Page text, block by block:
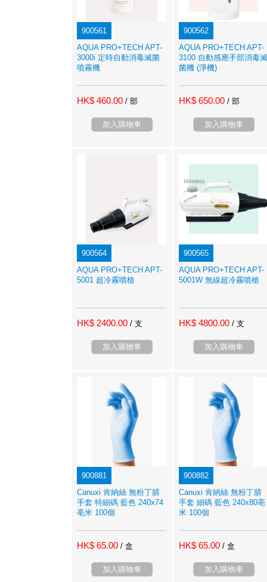
900561
AQUA PRO+TECH APT-
3000i 定時自動消毒滅菌
噴霧機
HK$ 460.00 / 部
加入購物車
900562
AQUA PRO+TECH APT-
3100 自動感應手部消毒滅
菌機 (淨機)
HK$ 650.00 / 部
加入購物車
900564
AQUA PRO+TECH APT-
5001 超冷霧噴槍
HK$ 2400.00 / 支
加入購物車
900565
AQUA PRO+TECH APT-
5001W 無線超冷霧噴槍
HK$ 4800.00 / 支
加入購物車
900881
Canuxi 肯納絲 無粉丁腈
手套 特細碼 藍色 240x74
亳米 100個
HK$ 65.00 / 盒
加入購物車
900882
Canuxi 肯納絲 無粉丁腈
手套 細碼 藍色 240x80亳
米 100個
HK$ 65.00 / 盒
加入購物車